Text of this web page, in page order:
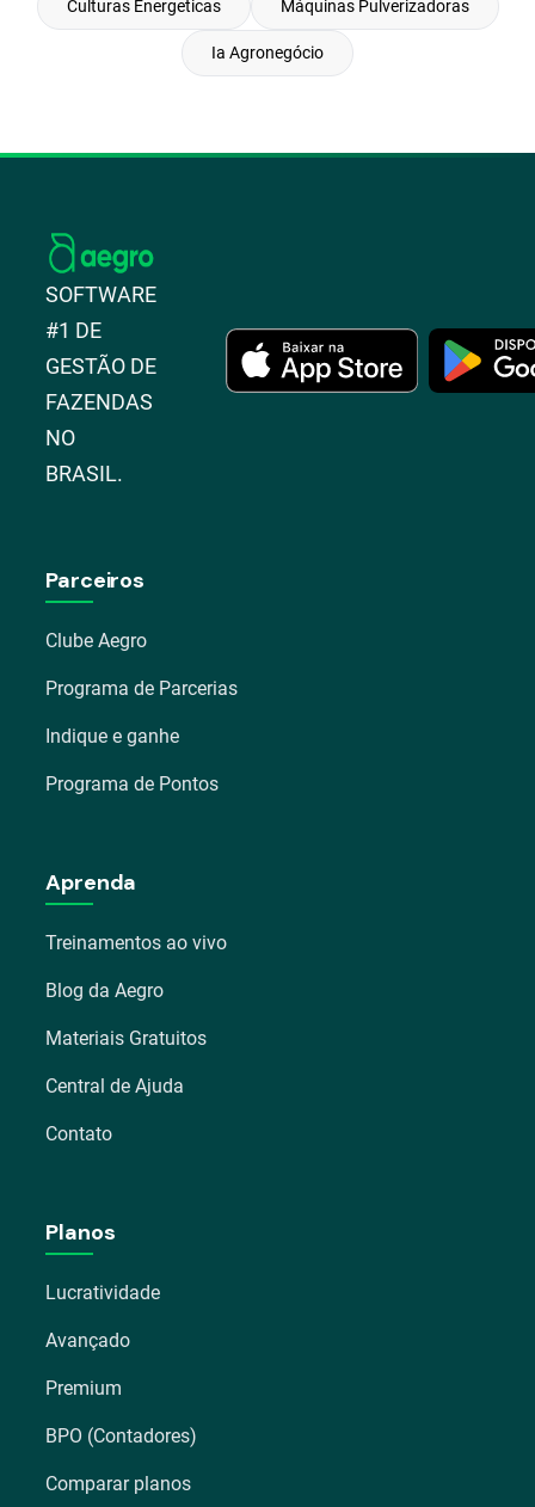
Culturas Energeticas Máquinas Pulverizadoras
Ia Agronegócio
SOFTWARE
#1 DE
GESTÃO DE
FAZENDAS
NO
BRASIL.
Parceiros
Clube Aegro
Programa de Parcerias
Indique e ganhe
Programa de Pontos
Aprenda
Treinamentos ao vivo
Blog da Aegro
Materiais Gratuitos
Central de Ajuda
Contato
Planos
Lucratividade
Avançado
Premium
BPO (Contadores)
Comparar planos